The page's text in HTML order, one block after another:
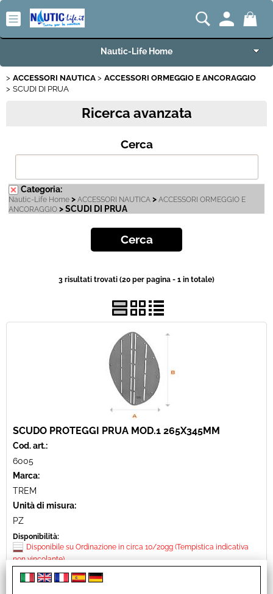
Nautic-Life Home
Accessori e Ricambi
Imbarcazioni e Motori
Carrelli Porta Barca
Best Seller
Fineserie e Occasioni
Usato
Pronta Consegna
ACCESSORI NAUTICA
ACCESSORI ORMEGGIO E ANCORAGGIO
SCUDI DI PRUA
Ricerca avanzata
Cerca
Categoria:
Nautic-Life Home > ACCESSORI NAUTICA > ACCESSORI ORMEGGIO E
ANCORAGGIO > SCUDI DI PRUA
3 risultati trovati (20 per pagina - 1 in totale)
SCUDO PROTEGGI PRUA MOD.1 265X345MM
Cod. art.:
6005
Marca:
TREM
Unità di misura:
PZ
Disponibilità:
Disponibile su Ordinazione in circa 10/20gg (Tempistica indicativa
non vincolante)
Prezzo:
€ 63,49 Sconto 40%